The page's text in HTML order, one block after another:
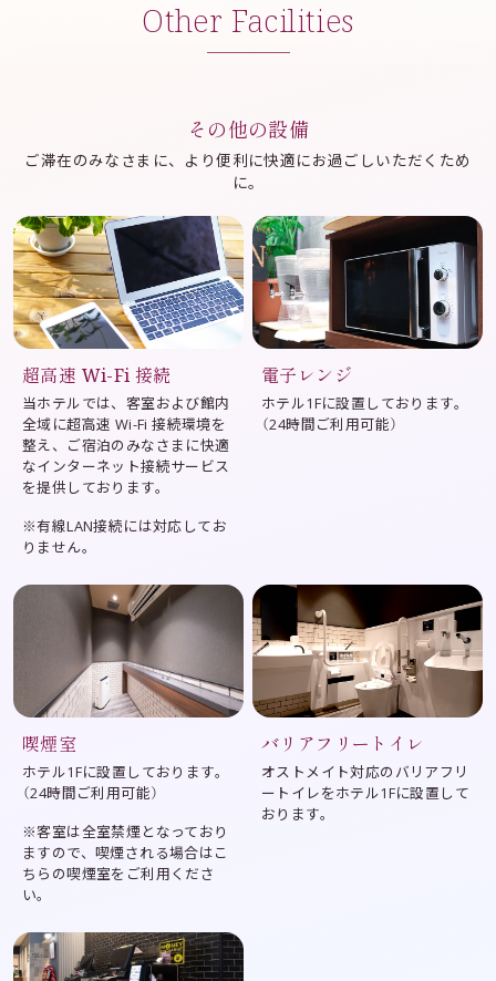
Other Facilities
その他の設備
ご滞在のみなさまに、より便利に快適にお過ごしいただくため
に。
超高速 Wi-Fi 接続
当ホテルでは、客室および館内
全域に超高速 Wi-Fi 接続環境を
整え、ご宿泊のみなさまに快適
なインターネット接続サービス
を提供しております。
※有線LAN接続には対応してお
りません。
電子レンジ
ホテル1Fに設置しております。
（24時間ご利用可能）
喫煙室
ホテル1Fに設置しております。
（24時間ご利用可能）
※客室は全室禁煙となっており
ますので、喫煙される場合はこ
ちらの喫煙室をご利用くださ
い。
バリアフリートイレ
オストメイト対応のバリアフリ
ートイレをホテル1Fに設置して
おります。